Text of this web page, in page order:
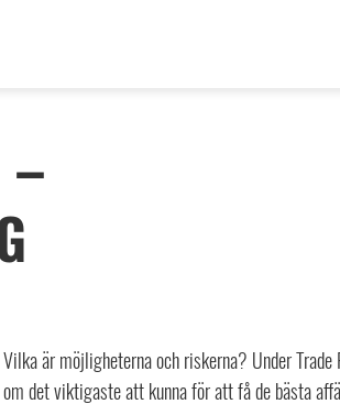
–
är möjligheterna och riskerna? Under Trade
det viktigaste att kunna för att få de bästa